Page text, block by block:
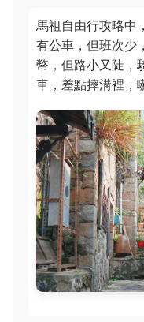
馬祖自由行攻略中
有公車，但班次少
幣，但路小又陡，
車，差點摔溝裡，